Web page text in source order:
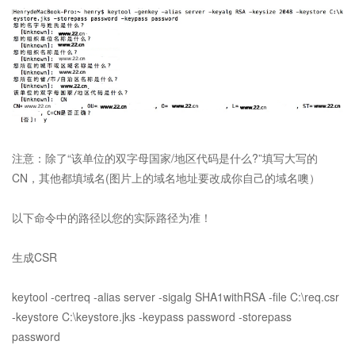
注意：除了“该单位的双字母国家/地区代码是什么?”填写大写的
CN，其他都填域名(图片上的域名地址要改成你自己的域名噢）
以下命令中的路径以您的实际路径为准！
生成CSR
keytool -certreq -alias server -sigalg SHA1withRSA -file C:\req.csr
-keystore C:\keystore.jks -keypass password -storepass
password